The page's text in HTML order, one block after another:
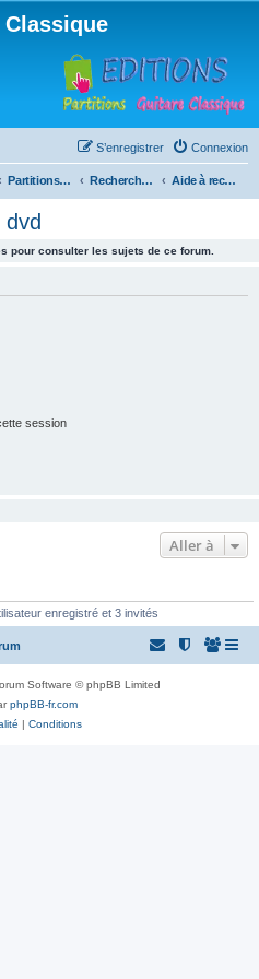
Connexion
S’enregistrer
Partitions pour guitare en libre téléchargement Recherche de ressources musicales Aide à recherche de cd dvd
pour consulter les sujets de ce forum.
session
Aller à
enregistré et 3 invités
Software © phpBB Limited
phpBB-fr.com
| Conditions